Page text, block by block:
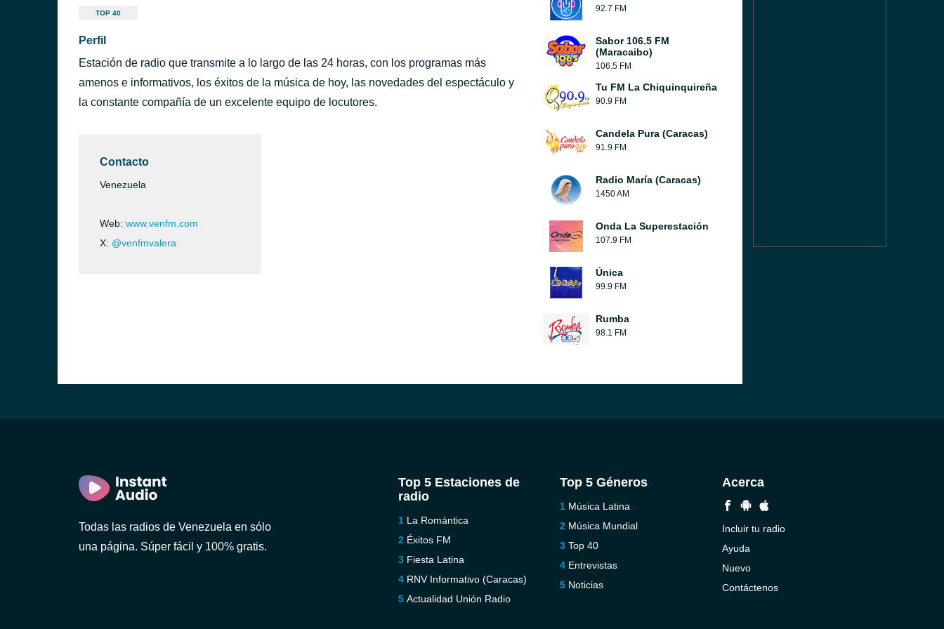
TOP 40
Perfil
Estación de radio que transmite a lo largo de las 24 horas, con los programas más
amenos e informativos, los éxitos de la música de hoy, las novedades del espectáculo y
la constante compañía de un excelente equipo de locutores.
Contacto
Venezuela
Web: www.venfm.com
X: @venfmvalera
92.7 FM
Sabor 106.5 FM
(Maracaibo)
106.5 FM
Tu FM La Chiquinquireña
90.9 FM
Candela Pura (Caracas)
91.9 FM
Radio María (Caracas)
1450 AM
Onda La Superestación
107.9 FM
Única
99.9 FM
Rumba
98.1 FM
Todas las radios de Venezuela en sólo
una página. Súper fácil y 100% gratis.
Top 5 Estaciones de
radio
La Romántica
Éxitos FM
Fiesta Latina
RNV Informativo (Caracas)
Actualidad Unión Radio
Top 5 Géneros
Música Latina
Música Mundial
Top 40
Entrevistas
Noticias
Acerca
Incluir tu radio
Ayuda
Nuevo
Contáctenos